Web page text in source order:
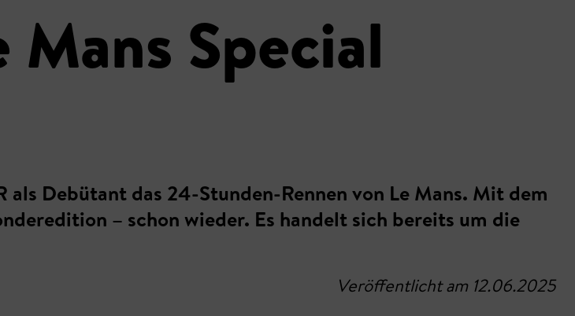
Special
als Debütant das 24-Stunden-Rennen von Le Mans. Mit dem
– schon wieder. Es handelt sich bereits um die
Veröffentlicht am 12.06.2025